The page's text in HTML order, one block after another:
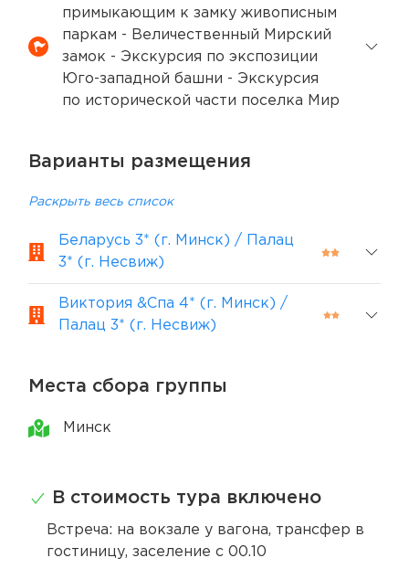
примыкающим к замку живописным
паркам - Величественный Мирский
замок - Экскурсия по экспозиции
Юго-западной башни - Экскурсия
по исторической части поселка Мир
Варианты размещения
Раскрыть весь список
Беларусь 3* (г. Минск) / Палац
3* (г. Несвиж)
Виктория &Спа 4* (г. Минск) /
Палац 3* (г. Несвиж)
Места сбора группы
Минск
В стоимость тура включено
Встреча: на вокзале у вагона, трансфер в
гостиницу, заселение с 00.10